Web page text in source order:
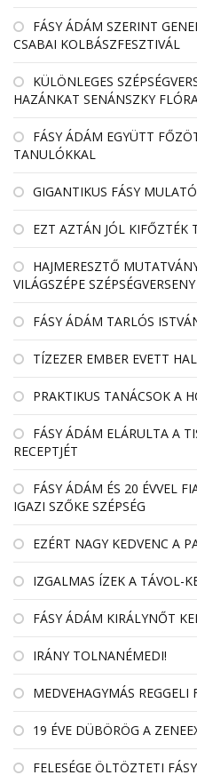
FÁSY ÁDÁM SZERINT
CSABAI KOLBÁSZFESZTIVÁL
KÜLÖNLEGES
HAZÁNKAT SENÁNSZKY
FÁSY ÁDÁM EGYÜTT
TANULÓKKAL
GIGANTIKUS FÁSY
EZT AZTÁN JÓL KIFŐZTÉK
HAJMERESZTŐ
VILÁGSZÉPE
FÁSY ÁDÁM TARLÓS
TÍZEZER EMBER EVETT
PRAKTIKUS TANÁCSOK A
FÁSY ÁDÁM ELÁRULTA A
RECEPTJÉT
FÁSY ÁDÁM ÉS 20 ÉVVEL
IGAZI SZŐKE SZÉPSÉG
EZÉRT NAGY KEDVENC A
IZGALMAS ÍZEK A TÁVOL-
FÁSY ÁDÁM KIRÁLYNŐT
IRÁNY TOLNANÉMEDI!
MEDVEHAGYMÁS
19 ÉVE DÜBÖRÖG A
FELESÉGE ÖLTÖZTETI